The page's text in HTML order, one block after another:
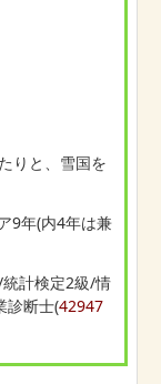
りと、雪国を
9年(内4年は兼
計検定2級/情
診断士(42947